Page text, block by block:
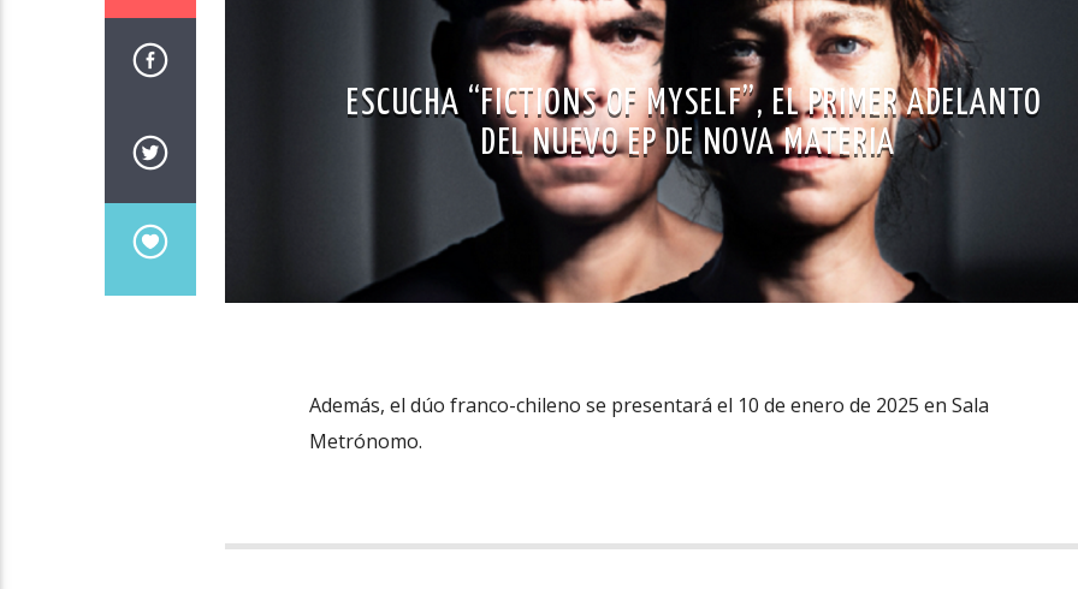
ESCUCHA “FICTIONS OF MYSELF”, EL PRIMER ADELANTO
DEL NUEVO EP DE NOVA MATERIA
Además, el dúo franco-chileno se presentará el 10 de enero de 2025 en Sala
Metrónomo.